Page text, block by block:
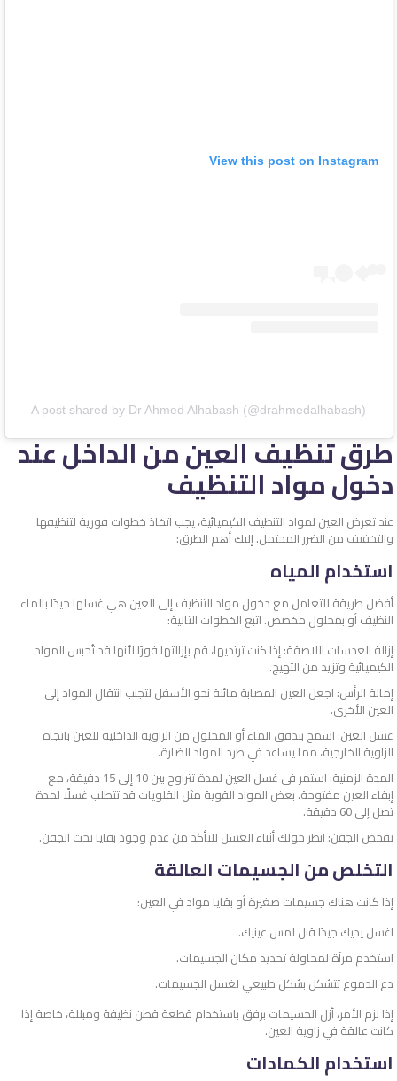
View this post on Instagram
A post shared by Dr Ahmed Alhabash (@drahmedalhabash)
طرق تنظيف العين من الداخل عند
دخول مواد التنظيف
عند تعرض العين لمواد التنظيف الكيميائية، يجب اتخاذ خطوات فورية لتنظيفها
والتخفيف من الضرر المحتمل. إليك أهم الطرق:
استخدام المياه
أفضل طريقة للتعامل مع دخول مواد التنظيف إلى العين هي غسلها جيدًا بالماء
النظيف أو بمحلول مخصص. اتبع الخطوات التالية:
إزالة العدسات اللاصقة: إذا كنت ترتديها، قم بإزالتها فورًا لأنها قد تُحبس المواد
الكيميائية وتزيد من التهيج.
إمالة الرأس: اجعل العين المصابة مائلة نحو الأسفل لتجنب انتقال المواد إلى
العين الأخرى.
غسل العين: اسمح بتدفق الماء أو المحلول من الزاوية الداخلية للعين باتجاه
الزاوية الخارجية، مما يساعد في طرد المواد الضارة.
المدة الزمنية: استمر في غسل العين لمدة تتراوح بين 10 إلى 15 دقيقة، مع
إبقاء العين مفتوحة. بعض المواد القوية مثل القلويات قد تتطلب غسلًا لمدة
تصل إلى 60 دقيقة.
تفحص الجفن: انظر حولك أثناء الغسل للتأكد من عدم وجود بقايا تحت الجفن.
التخلص من الجسيمات العالقة
إذا كانت هناك جسيمات صغيرة أو بقايا مواد في العين:
اغسل يديك جيدًا قبل لمس عينيك.
استخدم مرآة لمحاولة تحديد مكان الجسيمات.
دع الدموع تتشكل بشكل طبيعي لغسل الجسيمات.
إذا لزم الأمر، أزل الجسيمات برفق باستخدام قطعة قطن نظيفة ومبللة، خاصة إذا
كانت عالقة في زاوية العين.
استخدام الكمادات